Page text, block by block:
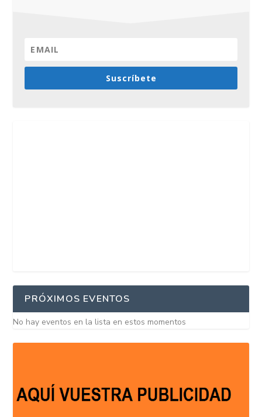
Suscríbete
PRÓXIMOS EVENTOS
No hay eventos en la lista en estos momentos